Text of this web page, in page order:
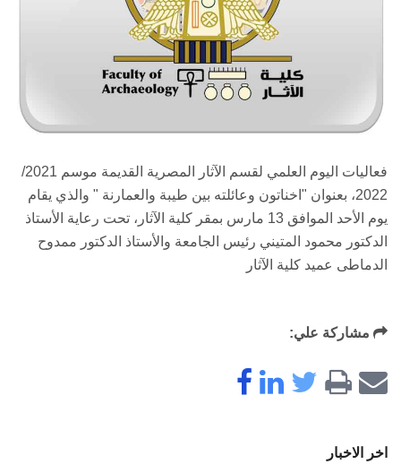
فعاليات اليوم العلمي لقسم الآثار المصرية القديمة موسم 2021/
2022، بعنوان "اخناتون وعائلته بين طيبة والعمارنة " والذي يقام
يوم الأحد الموافق 13 مارس بمقر كلية الآثار، تحت رعاية الأستاذ
الدكتور محمود المتيني رئيس الجامعة والأستاذ الدكتور ممدوح
الدماطى عميد كلية الآثار
مشاركة علي:
اخر الاخبار